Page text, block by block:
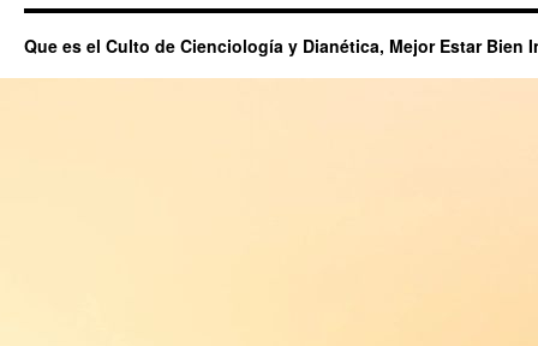
la
Revista
MILENIO
SEMANAL
Que es el Culto de Cienciología y Dianética, Mejor Estar Bien